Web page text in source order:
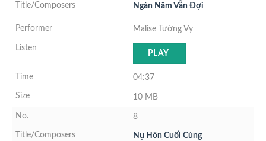
Ngàn Năm Vẫn Ðợi
Malise Tường Vy
PLAY
04:37
10 MB
8
Nụ Hôn Cuối Cùng